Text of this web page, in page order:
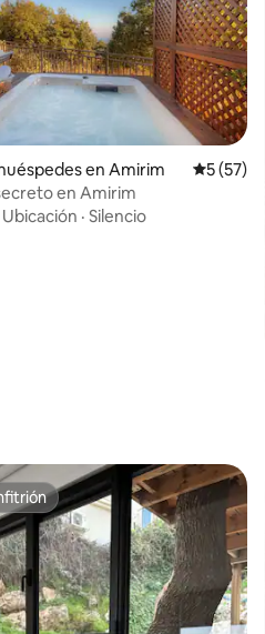
en Amirim
5 (57)
en Amirim
Ubicación · Silencio